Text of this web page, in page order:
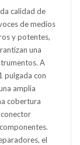
calidad de
de medios
y potentes,
una
A
pulgada con
amplia
cobertura
el